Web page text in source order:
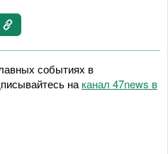
событиях в
на канал 47news в